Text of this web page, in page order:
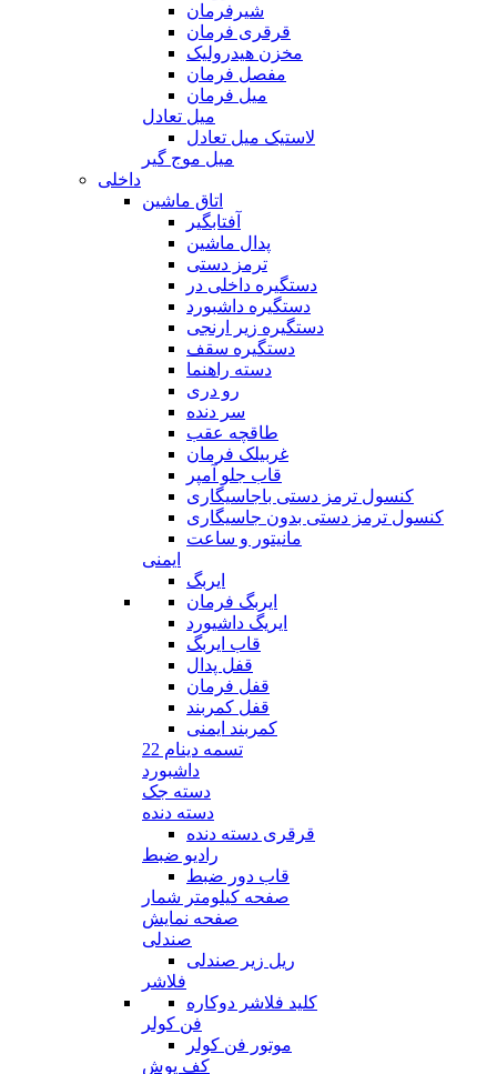
شیرفرمان
قرقری فرمان
مخزن هیدرولیک
مفصل فرمان
میل فرمان
میل تعادل
لاستیک میل تعادل
میل موج گیر
داخلی
اتاق ماشین
آفتابگیر
پدال ماشین
ترمز دستی
دستگیره داخلی در
دستگیره داشبورد
دستگیره زیر ارنجی
دستگیره سقف
دسته راهنما
رو دری
سر دنده
طاقچه عقب
غربیلک فرمان
قاب جلو آمپر
کنسول ترمز دستی باجاسیگاری
کنسول ترمز دستی بدون جاسیگاری
مانیتور و ساعت
ایمنی
ایربگ
ایربگ فرمان
ایریگ داشیورد
قاب ایربگ
قفل پدال
قفل فرمان
قفل کمربند
کمربند ایمنی
تسمه دینام 22
داشبورد
دسته جک
دسته دنده
قرقری دسته دنده
رادیو ضبط
قاب دور ضبط
صفحه کیلومتر شمار
صفحه نمایش
صندلی
ریل زیر صندلی
فلاشر
کلید فلاشر دوکاره
فن کولر
موتور فن کولر
کف پوش